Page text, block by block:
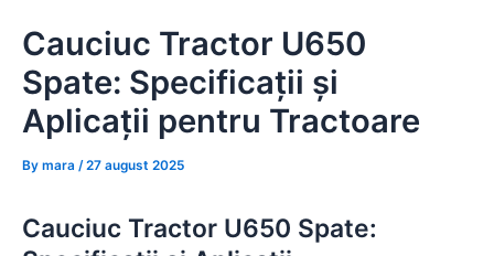
content
Cauciuc Tractor U650
Spate: Specificații și
Aplicații pentru Tractoare
By mara /27 august 2025
Cauciuc Tractor U650 Spate: